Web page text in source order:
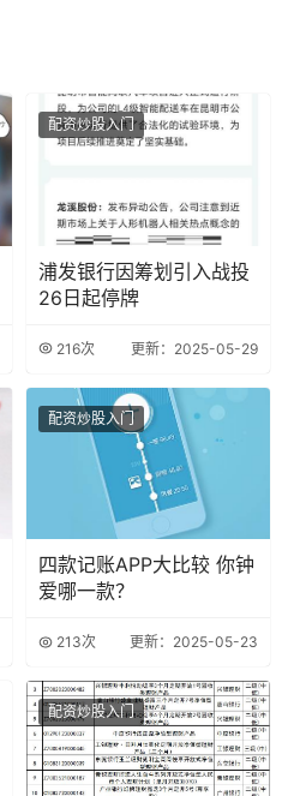
配资炒股入门
浦发银行因筹划引入战投
26日起停牌
216次 更新：2025-05-29
配资炒股入门
四款记账APP大比较 你钟
爱哪一款？
213次 更新：2025-05-23
配资炒股入门